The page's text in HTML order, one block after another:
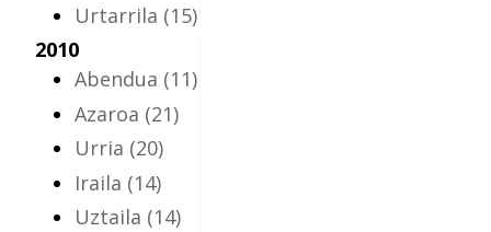
Urtarrila (15)
2010
Abendua (11)
Azaroa (21)
Urria (20)
Iraila (14)
Uztaila (14)